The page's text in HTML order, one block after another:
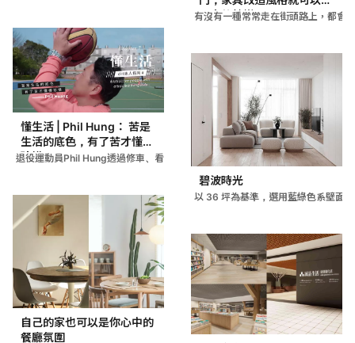
懂生活 | Phil Hung： 苦是
生活的底色，有了苦才懂得
珍惜
退役運動員Phil Hung透過修車、看書、收藏機械錶等興趣
自己的家也可以是你心中的
餐廳氛圍
巨大的轉變
有沒有一種常常走在街頭路上，都會
碧波時光
以 36 坪為基準，選用藍綠色系壁面